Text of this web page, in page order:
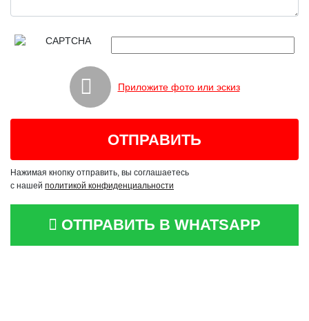
Приложите фото или эскиз
Нажимая кнопку отправить, вы соглашаетесь
с нашей политикой конфиденциальности
ОТПРАВИТЬ В WHATSAPP